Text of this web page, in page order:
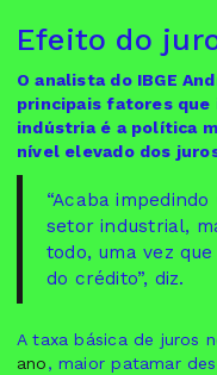
Efeito do
O analista do IBGE
principais fatores que
indústria é a política
nível elevado dos
“Acaba
setor industrial,
todo, uma vez
do crédito”, diz.
A taxa básica de juros
ano, maior patamar